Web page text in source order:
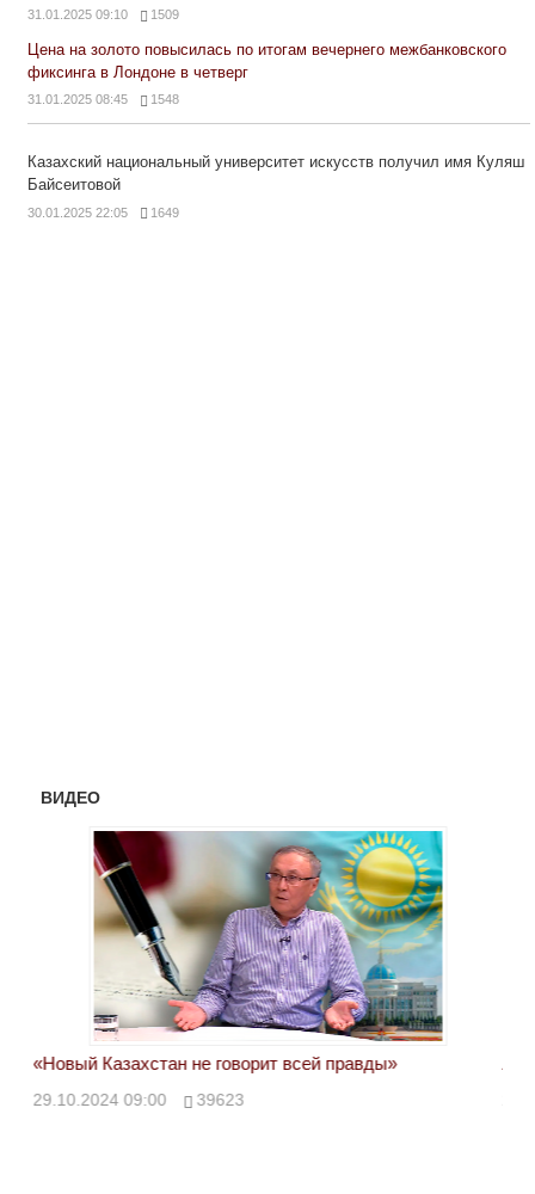
31.01.2025 09:10 1509
Цена на золото повысилась по итогам вечернего межбанковского
фиксинга в Лондоне в четверг
31.01.2025 08:45 1548
Казахский национальный университет искусств получил имя Куляш
Байсеитовой
30.01.2025 22:05 1649
ВИДЕО
«Новый Казахстан не говорит всей правды»
29.10.2024 09:00 39623